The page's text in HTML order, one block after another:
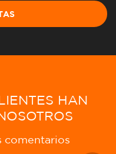
HAN
comentarios